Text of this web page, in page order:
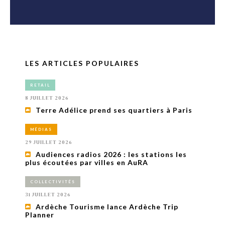
LES ARTICLES POPULAIRES
RETAIL
8 JUILLET 2026
Terre Adélice prend ses quartiers à Paris
MÉDIAS
29 JUILLET 2026
Audiences radios 2026 : les stations les
plus écoutées par villes en AuRA
COLLECTIVITÉS
31 JUILLET 2026
Ardèche Tourisme lance Ardèche Trip
Planner